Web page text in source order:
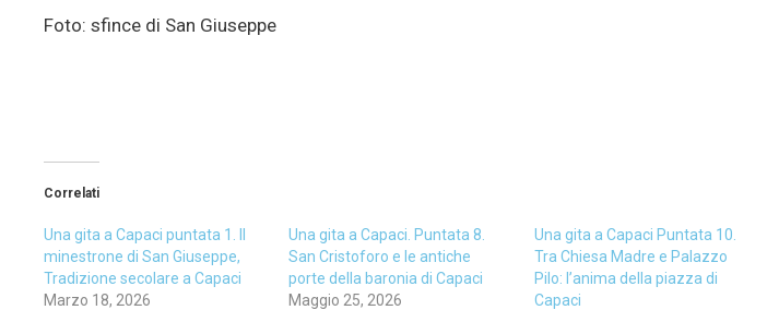
Foto: sfince di San Giuseppe
Correlati
Una gita a Capaci puntata 1. Il
minestrone di San Giuseppe,
Tradizione secolare a Capaci
Marzo 18, 2026
Una gita a Capaci. Puntata 8.
San Cristoforo e le antiche
porte della baronia di Capaci
Maggio 25, 2026
Una gita a Capaci Puntata 10.
Tra Chiesa Madre e Palazzo
Pilo: l’anima della piazza di
Capaci